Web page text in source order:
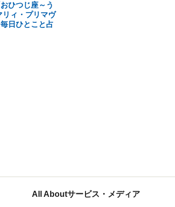
ひつじ座～う
リィ・プリマヴ
日ひとこと占
All Aboutサービス・メディア